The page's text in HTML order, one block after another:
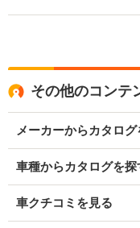
その他のコンテ
メーカーからカタロ
車種からカタログを探
車クチコミを見る